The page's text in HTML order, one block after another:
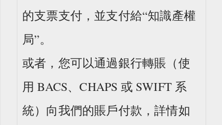
的支票支付，並支付給“知識產權
局”。
或者，您可以通過銀行轉賬（使
用 BACS、CHAPS 或 SWIFT 系
統）向我們的賬戶付款，詳情如